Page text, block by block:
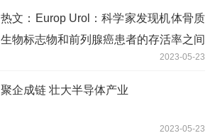
热文：Europ Urol：科学家发现机体骨质
生物标志物和前列腺癌患者的存活率之间
2023-05-23
聚企成链 壮大半导体产业
2023-05-23